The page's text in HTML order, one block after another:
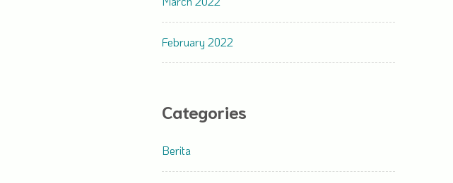
February 2022
Categories
Berita